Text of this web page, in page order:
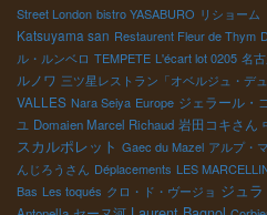
Street London bistro YASABURO リショー
Katsuyama san Restaurent Fleur de Thym
ル・ルンベロ TEMPETE L'écart lot 0205 名
ルノワ 三ツ星レストラン「オベルジュ・デ
VALLES Nara Seiya Europe ジェラール・
ユ Domaien Marcel Richaud 岩田コキさん
スカルポレット Gaec du Mazel アルプ・
んじろうさん Déplacements LES
Bas Les toqués クロ・ド・ヴージョ ジュラ